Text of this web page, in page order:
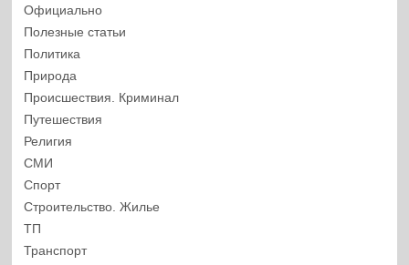
Официально
Полезные статьи
Политика
Природа
Происшествия. Криминал
Путешествия
Религия
СМИ
Спорт
Строительство. Жилье
ТП
Транспорт